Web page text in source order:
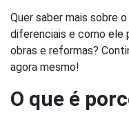
Quer saber mais sobre
diferenciais e como ele
obras e reformas?
agora mesmo!
O que é